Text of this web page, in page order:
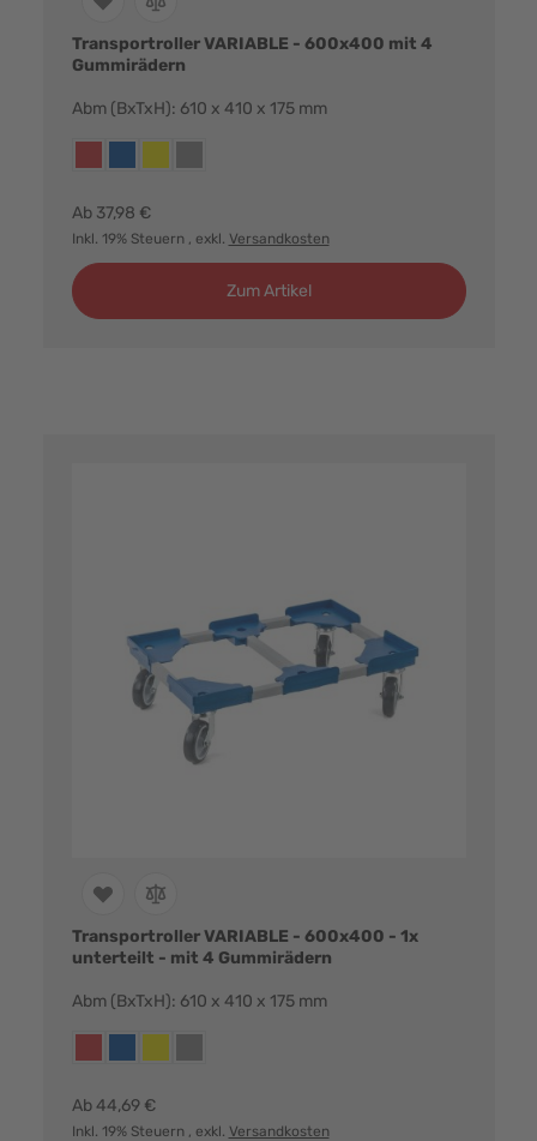
Transportroller VARIABLE - 600x400 mit 4
Gummirädern
Abm (BxTxH): 610 x 410 x 175 mm
Ab 37,98 €
Inkl. 19% Steuern , exkl. Versandkosten
Zum Artikel
Transportroller VARIABLE - 600x400 - 1x
unterteilt - mit 4 Gummirädern
Abm (BxTxH): 610 x 410 x 175 mm
Ab 44,69 €
Inkl. 19% Steuern , exkl. Versandkosten